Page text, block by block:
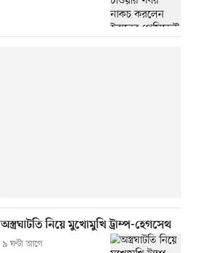
অস্ত্রঘাটতি নিয়ে মুখোমুখি ট্রাম্প-হেগসেথ
৯ ঘণ্টা আগে